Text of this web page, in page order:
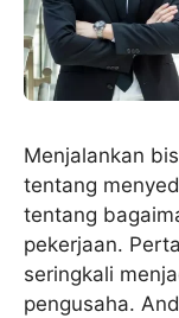
Menjalankan
tentang
tentang
pekerjaan.
seringkali
pengusaha.